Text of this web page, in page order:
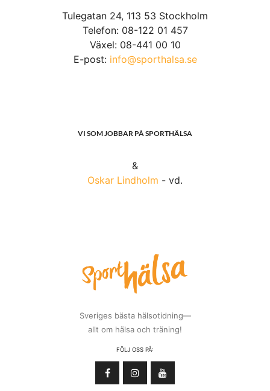
låta bli att testa även denna sommar. Idag var det dax!
För tredje året i rad klarade jag att göra
. I still got it! Det är ändå ett bra kvitto på
att allsidig träning fungerar. För många kanske inte
armhävningar på bollarna. Testa gärna ni med och se